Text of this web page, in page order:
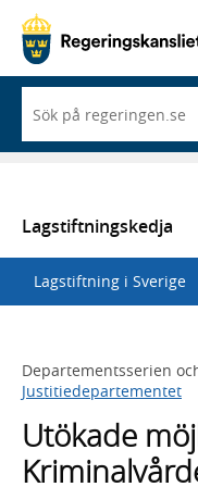
du
börjar
skriva
en
lista
med
sökförslag
Lagstiftningskedja
Lagstiftning i Sverige
Departementsserien
Justitiedepartementet
Utökade